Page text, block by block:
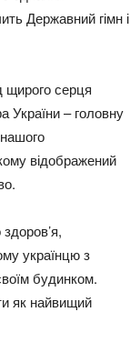
Державний гімн і
щирого серця
України – головну
відображений
українцю з
будинком.
як найвищий